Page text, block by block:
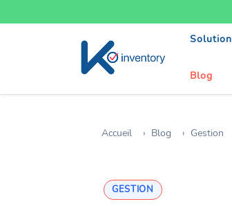
Solution
Blog
Accueil Blog Gestion
GESTION